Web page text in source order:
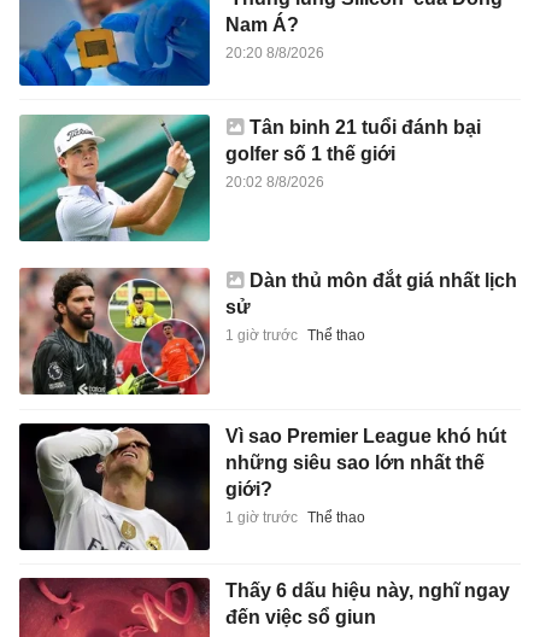
Nam Á?
20:20 8/8/2026
Tân binh 21 tuổi đánh bại
golfer số 1 thế giới
20:02 8/8/2026
Dàn thủ môn đắt giá nhất lịch
sử
1 giờ trước Thể thao
Vì sao Premier League khó hút
những siêu sao lớn nhất thế
giới?
1 giờ trước Thể thao
Thấy 6 dấu hiệu này, nghĩ ngay
đến việc sổ giun